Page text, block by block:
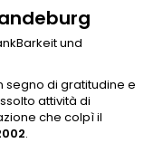
und
di gratitudine e
attività di
che colpì il
.